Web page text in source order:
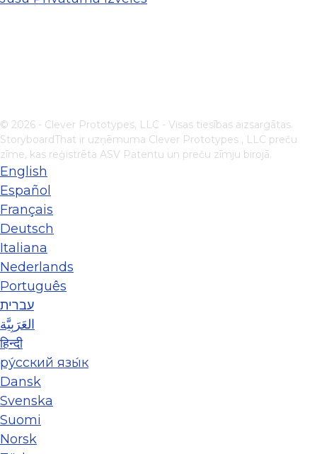
© 2026 - Clever Prototypes, LLC - Visas tiesības aizsargātas.
StoryboardThat ir uzņēmuma Clever Prototypes , LLC preču
zīme, kas reģistrēta ASV Patentu un preču zīmju birojā.
English
Español
Français
Deutsch
Italiana
Nederlands
Português
עברית
العَرَبِيَّة
हिन्दी
ру́сский язы́к
Dansk
Svenska
Suomi
Norsk